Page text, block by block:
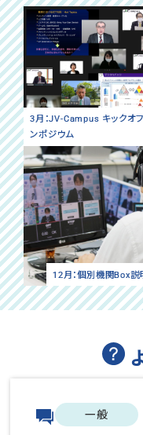
3月：JV-Campus キックオ
ンポジウム
12月：個別機関Box説
一般